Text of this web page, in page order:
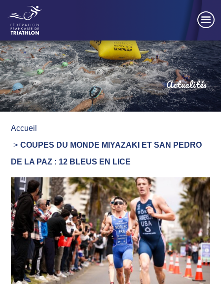
Actualités
Accueil
COUPES DU MONDE MIYAZAKI ET SAN PEDRO
DE LA PAZ : 12 BLEUS EN LICE
Panneau de gestion des cookies